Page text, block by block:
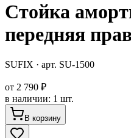
Стойка
передняя
SUFIX · арт. SU-1500
от 2 790 ₽
в наличии: 1 шт.
В корзину